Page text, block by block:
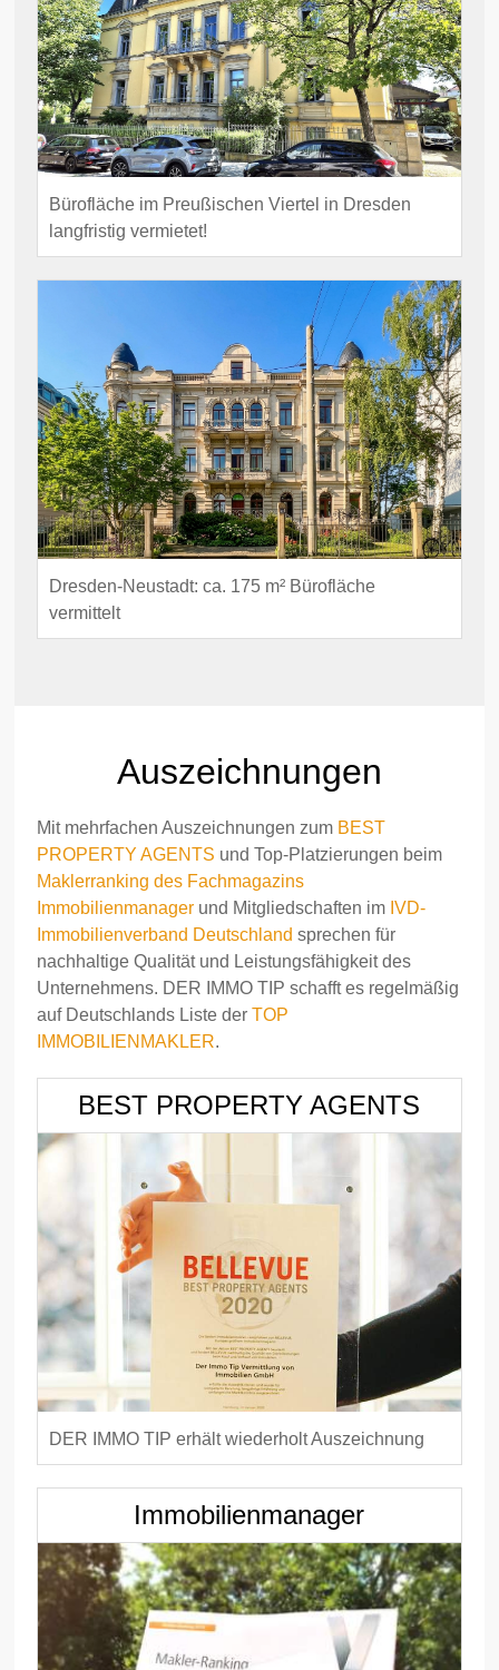
Bürofläche im Preußischen Viertel in Dresden
langfristig vermietet!
Dresden-Neustadt: ca. 175 m² Bürofläche
vermittelt
Auszeichnungen
Mit mehrfachen Auszeichnungen zum BEST
PROPERTY AGENTS und Top-Platzierungen beim
Maklerranking des Fachmagazins
Immobilienmanager und Mitgliedschaften im IVD-
Immobilienverband Deutschland sprechen für
nachhaltige Qualität und Leistungsfähigkeit des
Unternehmens. DER IMMO TIP schafft es regelmäßig
auf Deutschlands Liste derTOP
IMMOBILIENMAKLER.
BEST PROPERTY AGENTS
DER IMMO TIP erhält wiederholt Auszeichnung
Immobilienmanager